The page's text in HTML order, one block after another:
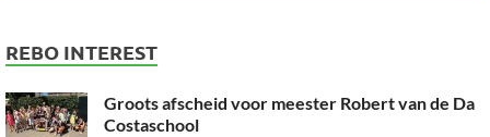
REBO INTEREST
Groots afscheid voor meester Robert van de Da
Costaschool